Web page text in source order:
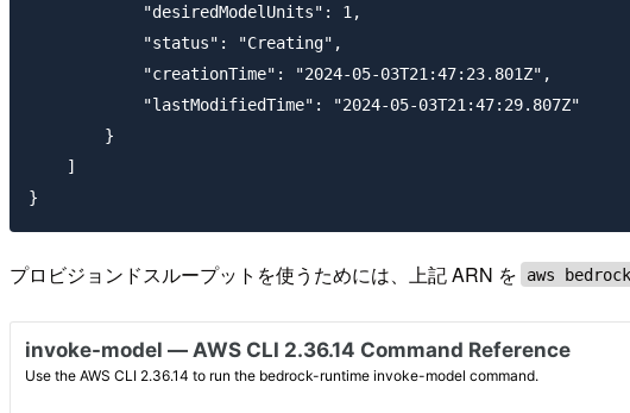
            "desiredModelUnits": 1,
            "status": "Creating",
            "creationTime": "2024-05-03T21:47:23.801Z",
            "lastModifiedTime": "2024-05-03T21:47:29.807Z"
        }
    ]
プロビジョンドスループットを使うためには、上記 ARN を aws